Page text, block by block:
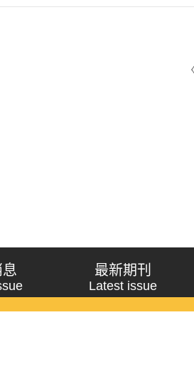
最新期刊
Latest issue